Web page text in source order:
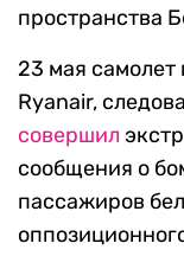
пространства
23 мая
Ryanair,
совершил
сообщения о
пассажиров